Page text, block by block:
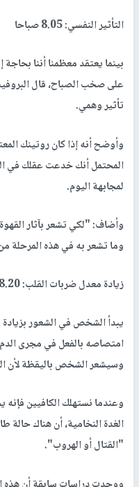
التأثير النفسي: 8.05 صباحا
بينما يعتقد معظمنا أننا
على صخب الصباح، قال
تأثير وهمي.
وأوضح أنه إذا كان روتينك
المحتمل أنك خدعت عقلك في
لمجابهة اليوم.
وأضاف: "لكي تشعر بآثار
وما تشعر به في هذه المرحلة
زيادة معدل ضربات القلب: 8.20 صباحا
يبدأ الشخص في الشعور بزيادة
امتصاصه بالفعل في مجرى
وسيشعر الشخص باليقظة لأن
وعندما نستهلك الكافيين فإنه
الغدة النخامية، أن هناك
"القتال أو الهروب".